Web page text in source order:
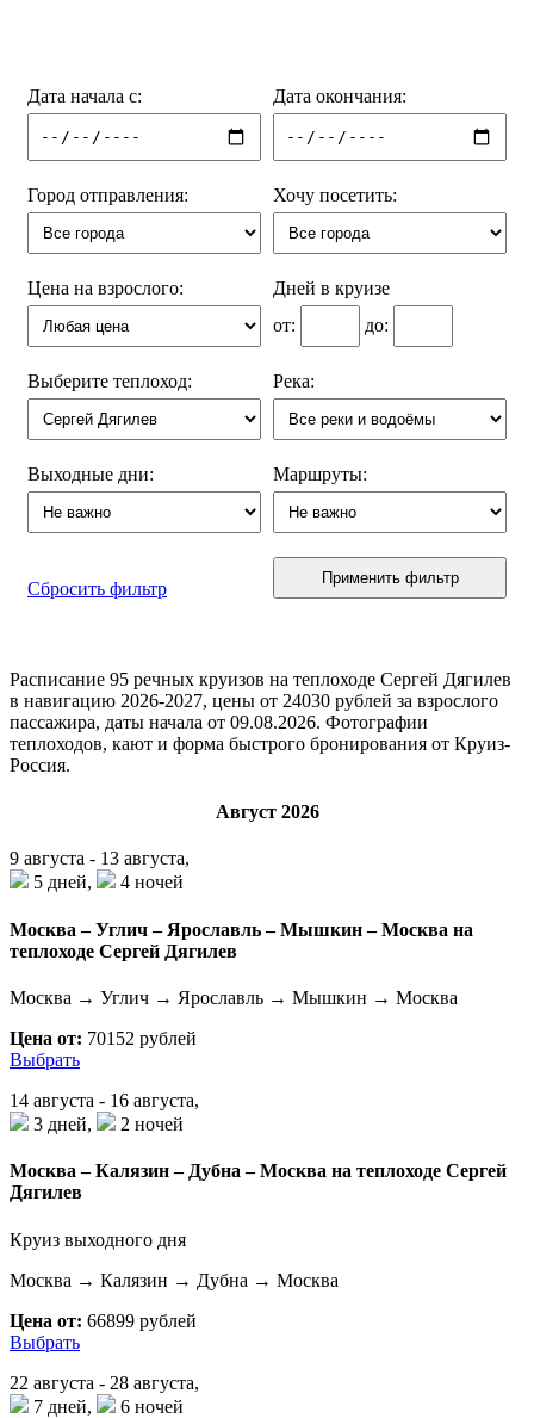
Дата начала с: Дата окончания:
Город отправления: Хочу посетить:
Цена на взрослого:
Дней в круизе
от:
до:
Выберите теплоход: Река:
Выходные дни: Маршруты:
Сбросить фильтр
Применить фильтр
Расписание 95 речных круизов на теплоходе Сергей Дягилев
в навигацию 2026-2027, цены от 24030 рублей за взрослого
пассажира, даты начала от 09.08.2026. Фотографии
теплоходов, кают и форма быстрого бронирования от Круиз-
Россия.
Август 2026
9 августа - 13 августа,
5 дней,
4 ночей
Москва – Углич – Ярославль – Мышкин – Москва на
теплоходе Сергей Дягилев
Москва → Углич → Ярославль → Мышкин → Москва
Цена от: 70152 рублей
Выбрать
14 августа - 16 августа,
3 дней,
2 ночей
Москва – Калязин – Дубна – Москва на теплоходе Сергей
Дягилев
Круиз выходного дня
Москва → Калязин → Дубна → Москва
Цена от: 66899 рублей
Выбрать
22 августа - 28 августа,
7 дней,
6 ночей